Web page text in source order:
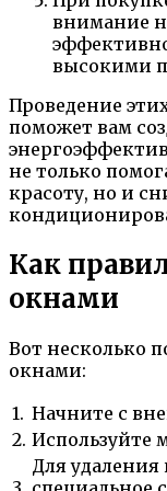
внимание
высокими
Проведение
поможет вам
не только
красоту, но и
Как
окнами
Вот несколько
окнами:
1. Начните с
2. Используйте
Для удаления